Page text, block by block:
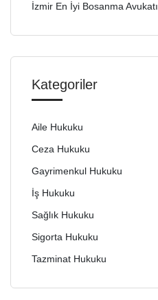
İzmir En İyi Bosanma Avukatı
Kategoriler
Aile Hukuku
Ceza Hukuku
Gayrimenkul Hukuku
İş Hukuku
Sağlık Hukuku
Sigorta Hukuku
Tazminat Hukuku